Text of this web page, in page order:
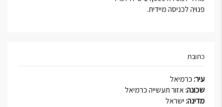
פנויה לכניסה מיידית.
כתובת
עיר:כרמיאל
שכונה:אזור תעשייה כרמיאל
מדינה:ישראל